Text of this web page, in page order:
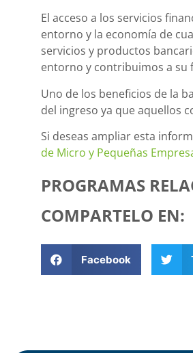
El acceso a los servicios
entorno y la economía de
servicios y productos
entorno y contribuimos a su
Uno de los beneficios de la
del ingreso ya que aquellos
Si deseas ampliar esta
de Micro y Pequeñas
PROGRAMAS
COMPARTELO EN:
Facebook